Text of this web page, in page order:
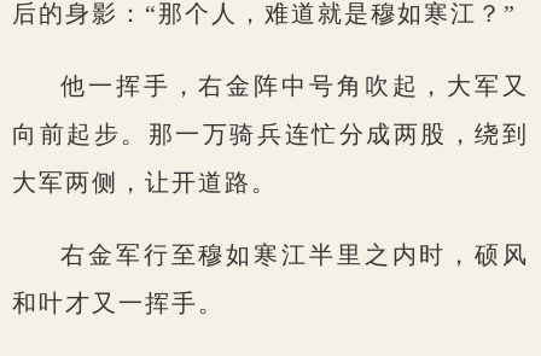
后的身影：“那个人，难道就是穆如寒江？”
他一挥手，右金阵中号角吹起，大军又
向前起步。那一万骑兵连忙分成两股，绕到
大军两侧，让开道路。
右金军行至穆如寒江半里之内时，硕风
和叶才又一挥手。